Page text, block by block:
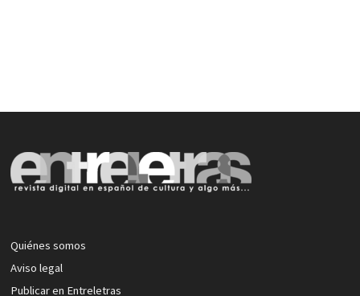
Quiénes somos
Aviso legal
Publicar en Entreletras